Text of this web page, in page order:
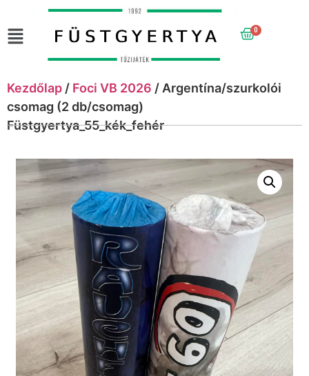
0
Kezdőlap / Foci VB 2026 / Argentína/szurkolói
csomag (2 db/csomag)
Füstgyertya_55_kék_fehér